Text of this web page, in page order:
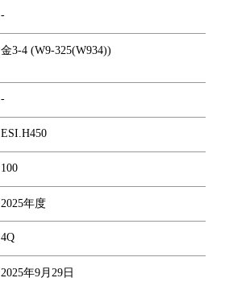
-
金3-4 (W9-325(W934))
-
ESI.H450
100
2025年度
4Q
2025年9月29日